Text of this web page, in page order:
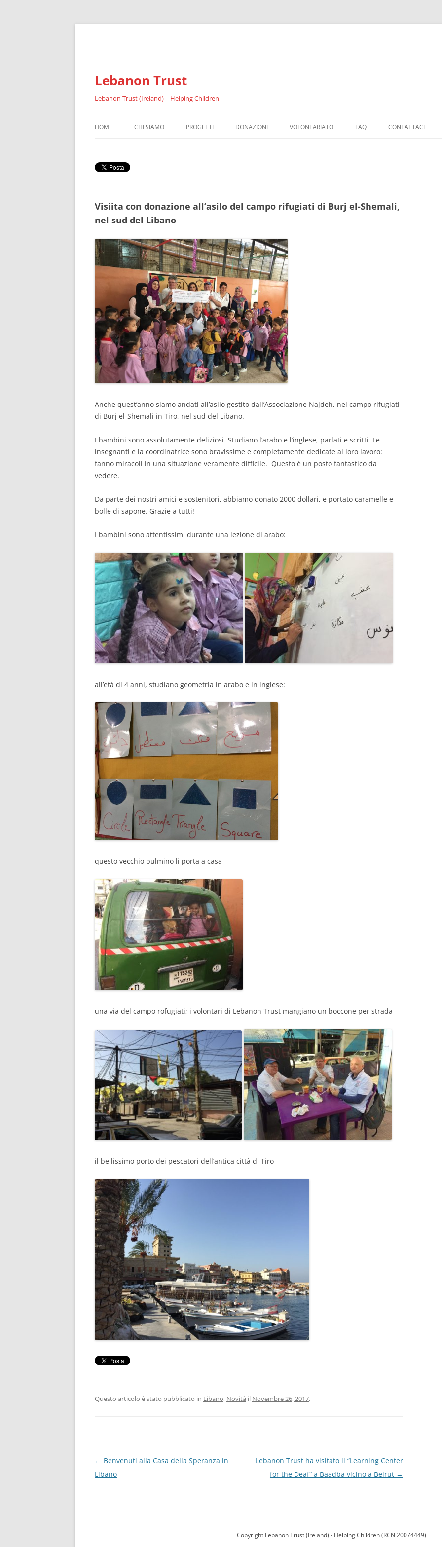
Lebanon Trust
Lebanon Trust (Ireland) – Helping Children
al
contenuto
HOME CHI SIAMO PROGETTI
RISULTATI DEL 2025
RISULTATI DEL 2023
RISULTATI DEL 2022
RISULTATI DEL 2021
RISULTATI DEL 2020
RISULTATI DEL 2019
RISULTATI DEL 2018
RISULTATI DEL 2017
RISULTATI DEL 2015
RISULTATI DEL 2013
RISULTATI DEL 2010
DONAZIONI VOLONTARIATO FAQ CONTATTACI
Visiita con donazione all’asilo del campo rifugiati di Burj el-Shemali,
nel sud del Libano
Anche quest’anno siamo andati all’asilo gestito dall’Associazione Najdeh, nel campo rifugiati
di Burj el-Shemali in Tiro, nel sud del Libano.
I bambini sono assolutamente deliziosi. Studiano l’arabo e l’inglese, parlati e scritti. Le
insegnanti e la coordinatrice sono bravissime e completamente dedicate al loro lavoro:
fanno miracoli in una situazione veramente difficile. Questo è un posto fantastico da
vedere.
Da parte dei nostri amici e sostenitori, abbiamo donato 2000 dollari, e portato caramelle e
bolle di sapone. Grazie a tutti!
I bambini sono attentissimi durante una lezione di arabo:
all’età di 4 anni, studiano geometria in arabo e in inglese:
questo vecchio pulmino li porta a casa
una via del campo rofugiati; i volontari di Lebanon Trust mangiano un boccone per strada
il bellissimo porto dei pescatori dell’antica città di Tiro
Questo articolo è stato pubblicato in Libano, Novità il Novembre 26, 2017.
Navigazione
articolo
← Benvenuti alla Casa della Speranza in
Libano
Lebanon Trust ha visitato il “Learning Center
for the Deaf” a Baadba vicino a Beirut →
Copyright Lebanon Trust (Ireland) - Helping Children (RCN 20074449)